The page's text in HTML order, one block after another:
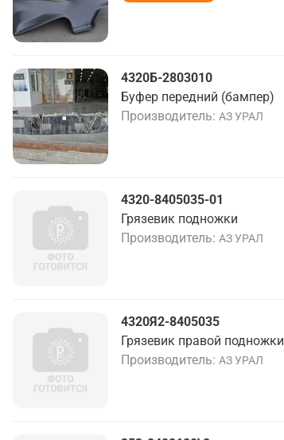
4320Б-2803010
Буфер передний (бампер)
Производитель АЗ УРАЛ
4320-8405035-01
Грязевик подножки
Производитель АЗ УРАЛ
4320Я2-8405035
Грязевик правой подножки
Производитель АЗ УРАЛ